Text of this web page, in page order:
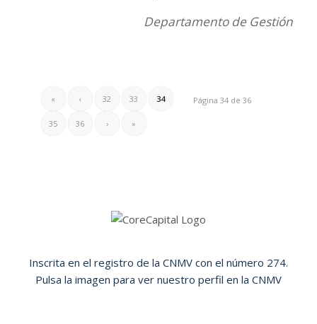
Departamento de Gestión
Página 34 de 36
« ‹ 32 33 34
35 36 › »
Inscrita en el registro de la CNMV con el número 274.
Pulsa la imagen para ver nuestro perfil en la CNMV